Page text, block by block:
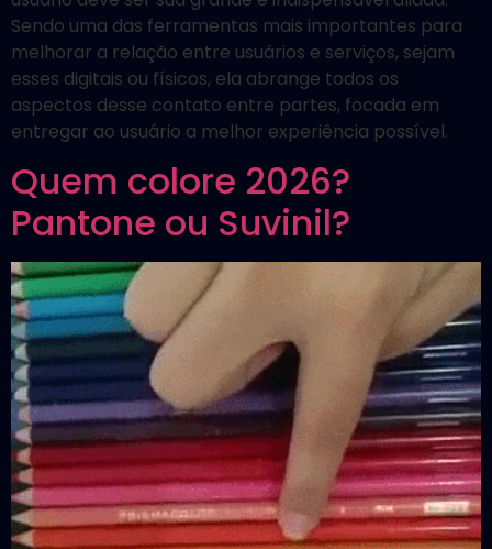
Sendo uma das ferramentas mais importantes para
melhorar a relação entre usuários e serviços, sejam
esses digitais ou físicos, ela abrange todos os
aspectos desse contato entre partes, focada em
entregar ao usuário a melhor experiência possível.
Quem colore 2026?
Pantone ou Suvinil?